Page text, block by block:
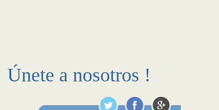
Únete a nosotros !